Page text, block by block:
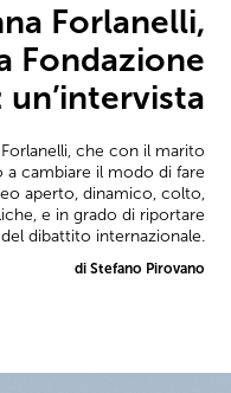
Forlanelli,
Fondazione
che con il marito
cambiare il modo di fare
aperto, dinamico, colto,
e in grado di riportare
dibattito internazionale.
di Stefano Pirovano